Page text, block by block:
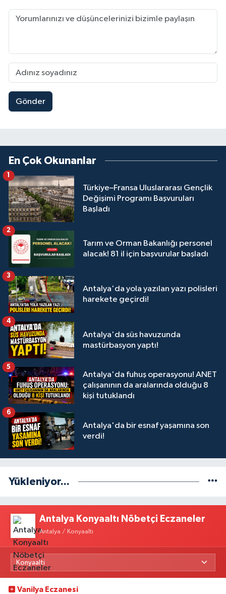
Gönder
En Çok Okunanlar
Türkiye–Fransa Uluslararası Gençlik
Değişimi Programı Başvuruları
Başladı
1
Tarım ve Orman Bakanlığı personel
alacak! 81 il için başvurular başladı
2
Antalya'da yola yazılan yazı polisleri
harekete geçirdi!
3
Antalya'da süs havuzunda
mastürbasyon yaptı!
4
Antalya'da fuhuş operasyonu! ANET
çalışanının da aralarında olduğu 8
kişi tutuklandı
5
Antalya'da bir esnaf yaşamına son
verdi!
6
Yükleniyor...
Antalya Konyaaltı Nöbetçi Eczaneler
Antalya / Konyaaltı
Vanilya Eczanesi